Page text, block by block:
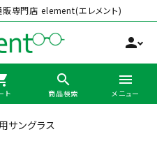
販専門店 element(エレメント)
person
ト
search
商品検索
menu
メニュー
search
サングラス